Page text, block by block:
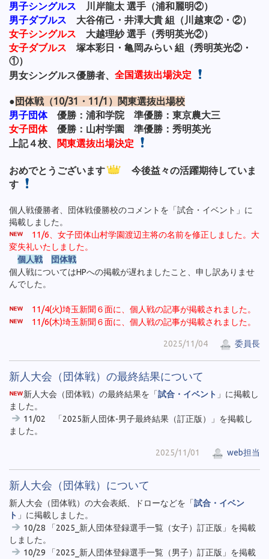
男子シングルス 川岸龍太 選手（浦和麗明②）
男子ダブルス 大谷侑己・井澤大貴 組（川越東②・②）
女子シングルス 大越理紗 選手（秀明英光②）
女子ダブルス 塚本彩日・亀岡みらい 組（秀明英光②・
①）
男女シングルス優勝者、 全国選抜出場決定
● 団体戦（10/31・11/1）関東選抜出場校
男子団体優勝：浦和学院 準優勝：東京農大三
女子団体優勝：山村学園 準優勝：秀明英光
上記４校、
関東選抜出場決定
おめでとうございます
今後益々の活躍期待していま
す
個人戦優勝者、団体戦優勝校のコメントを「試合・イベント」に
掲載しました。
11/6、女子団体山村学園渡辺主将の名前を修正しました。大
変失礼いたしました。
個人戦
団体戦
個人戦についてはHPへの掲載が遅れましたこと、申し訳ありませ
んでした。
11/4(火)埼玉新聞６面に、個人戦の記事が掲載されました。
11/6(木)埼玉新聞６面に、個人戦の記事が掲載されました。
2025/11/04 委員長
新人大会（団体戦）の最終結果について
新人大会（団体戦）の最終結果を「試合・イベント 」に掲載し
ました。
11/02 「2025新人団体-男子最終結果（訂正版）」を掲載し
ました。
2025/11/01 web担当
新人大会（団体戦）について
新人大会（団体戦）の大会表紙、ドローなどを「試合・イベン
ト 」に掲載しました。
10/28 「2025_新人団体登録選手一覧（女子）訂正版」を掲載
しました。
10/29 「2025_新人団体登録選手一覧（男子）訂正版」を掲載